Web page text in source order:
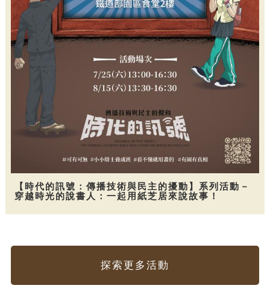
【時代的訊號：傳播技術與民主的擾動】系列活動－
穿越時光的說書人：一起用紙芝居來說故事！
探索更多活動